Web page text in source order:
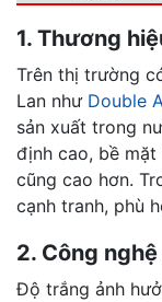
1. Thương
Trên thị trường
Lan như Double
sản xuất trong
định cao, bề
cũng cao hơn.
cạnh tranh, phù
2. Công
Độ trắng ảnh